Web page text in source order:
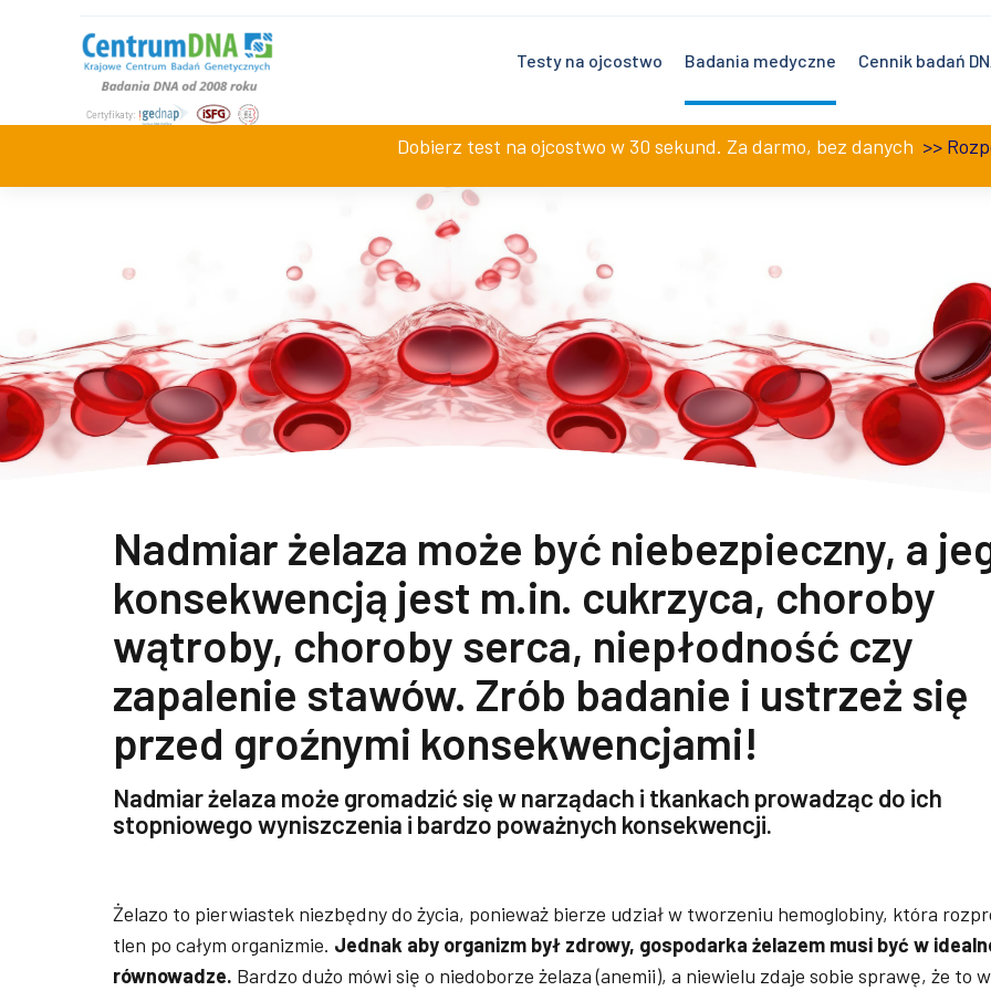
Testy na ojcostwo Badania medyczne Cennik badań
Dobierz test na ojcostwo w 30 sekund. Za darmo, bez danych >>
Nadmiar żelaza może być niebezpieczny, a
konsekwencją jest m.in. cukrzyca, choroby
wątroby, choroby serca, niepłodność czy
zapalenie stawów. Zrób badanie i ustrzeż się
przed groźnymi konsekwencjami!
Nadmiar żelaza może gromadzić się w narządach i tkankach prowadząc do ich
stopniowego wyniszczenia i bardzo poważnych konsekwencji.
Żelazo to pierwiastek niezbędny do życia, ponieważ bierze udział w tworzeniu hemoglobiny, która
tlen po całym organizmie. Jednak aby organizm był zdrowy, gospodarka żelazem musi być w
równowadze. Bardzo dużo mówi się o niedoborze żelaza (anemii), a niewielu zdaje sobie sprawę, że to